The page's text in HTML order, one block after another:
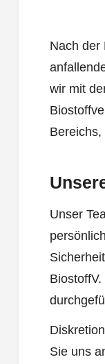
Nach der
wir mit
Unser
Sie uns